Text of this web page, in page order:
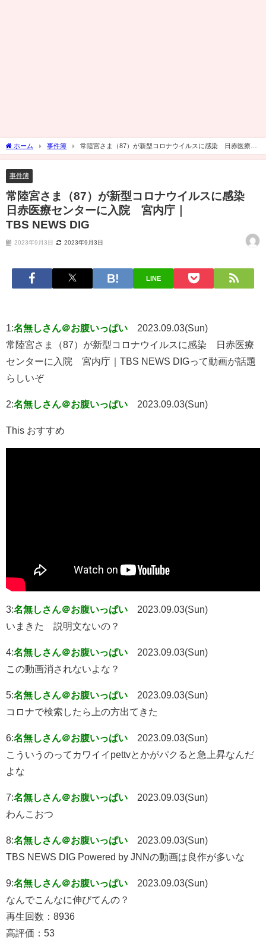
ホーム 事件簿
常陸宮さま（87）が新型コロナウイルスに感染 日赤医療セ
ンターに入院 宮内庁｜TBS NEWS DIG
事件簿
常陸宮さま（87）が新型コロナウイルスに感染
日赤医療センターに入院 宮内庁｜
TBS NEWS DIG
2023年9月3日 2023年9月3日
LINE
1:名無しさん＠お腹いっぱい
2023.09.03(Sun)
常陸宮さま（87）が新型コロナウイルスに感染 日赤医療
センターに入院 宮内庁｜TBS NEWS DIGって動画が話題
らしいぞ
2:名無しさん＠お腹いっぱい 2023.09.03(Sun)
This おすすめ
3:名無しさん＠お腹いっぱい
2023.09.03(Sun)
いまきた 説明文ないの？
4:名無しさん＠お腹いっぱい
2023.09.03(Sun)
この動画消されないよな？
5:名無しさん＠お腹いっぱい
2023.09.03(Sun)
コロナで検索したら上の方出てきた
6:名無しさん＠お腹いっぱい
2023.09.03(Sun)
こういうのってカワイイpettvとかがパクると急上昇なんだ
よな
7:名無しさん＠お腹いっぱい
2023.09.03(Sun)
わんこおつ
8:名無しさん＠お腹いっぱい
2023.09.03(Sun)
TBS NEWS DIG Powered by JNNの動画は良作が多いな
9:名無しさん＠お腹いっぱい
2023.09.03(Sun)
なんでこんなに伸びてんの？
再生回数：8936
高評価：53